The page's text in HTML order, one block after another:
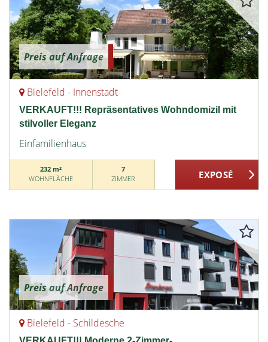
Preis auf Anfrage
Bielefeld - Innenstadt
VERKAUFT!!! Repräsentatives Wohndomizil mit
stilvoller Eleganz
Einfamilienhaus
232 m²
WOHNFLÄCHE
7
ZIMMER
Preis auf Anfrage
Bielefeld - Schildesche